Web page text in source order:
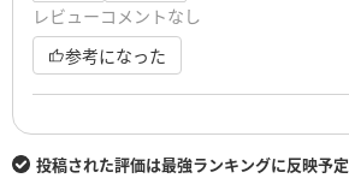
レビューコメントなし
参考になった
投稿された評価は最強ランキングに反映予定